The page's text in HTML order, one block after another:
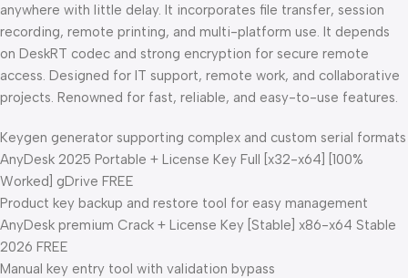
anywhere with little delay. It incorporates file transfer, session
recording, remote printing, and multi-platform use. It depends
on DeskRT codec and strong encryption for secure remote
access. Designed for IT support, remote work, and collaborative
projects. Renowned for fast, reliable, and easy-to-use features.
Keygen generator supporting complex and custom serial formats
AnyDesk 2025 Portable + License Key Full [x32-x64] [100%
Worked] gDrive FREE
Product key backup and restore tool for easy management
AnyDesk premium Crack + License Key [Stable] x86-x64 Stable
2026 FREE
Manual key entry tool with validation bypass